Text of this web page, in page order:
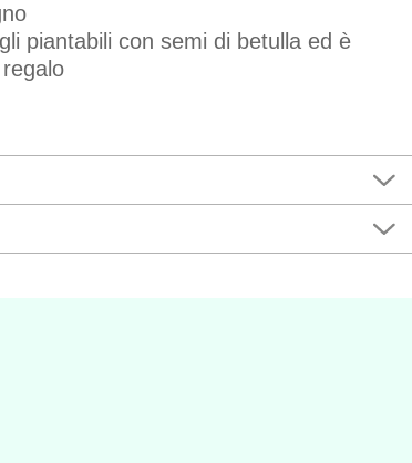
piantabili con semi di betulla ed è